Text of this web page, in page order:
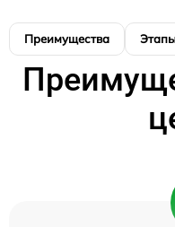
Преимущества